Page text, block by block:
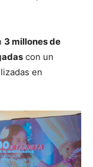
3 millones de
con un
en